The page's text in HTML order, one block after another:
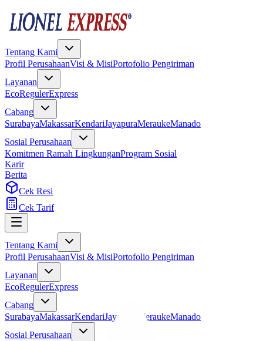
Tentang Kami
Profil PerusahaanVisi & MisiPortofolio Pengiriman
Layanan
EcoRegulerExpress
Cabang
SurabayaMakassarKendariJayapuraMeraukeManado
Sosial Perusahaan
Komitmen Ramah LingkunganProgram Sosial
Karir
Berita
Cek Resi
Cek Tarif
Tentang Kami
Profil PerusahaanVisi & MisiPortofolio Pengiriman
Layanan
EcoRegulerExpress
Cabang
SurabayaMakassarKendariJayapura MeraukeManado
Sosial Perusahaan